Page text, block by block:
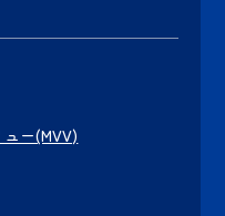
ー(MVV)